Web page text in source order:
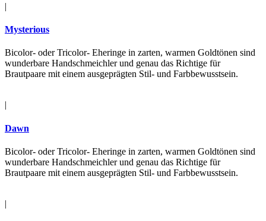
|
Mysterious
Bicolor- oder Tricolor- Eheringe in zarten, warmen Goldtönen sind
wunderbare Handschmeichler und genau das Richtige für
Brautpaare mit einem ausgeprägten Stil- und Farbbewusstsein.
Dawn
Bicolor- oder Tricolor- Eheringe in zarten, warmen Goldtönen sind
wunderbare Handschmeichler und genau das Richtige für
Brautpaare mit einem ausgeprägten Stil- und Farbbewusstsein.
|